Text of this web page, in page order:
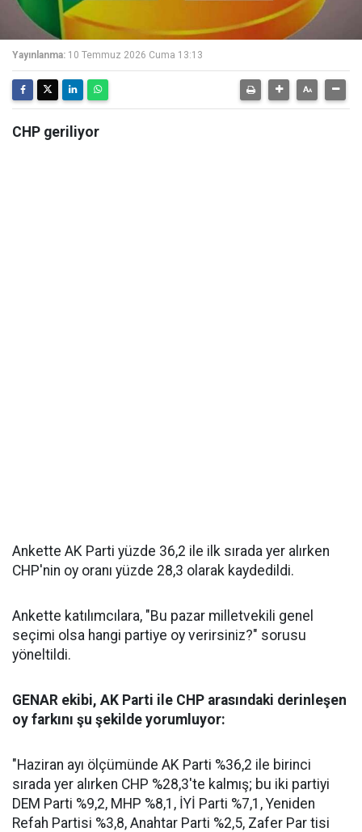
Yayınlanma: 10 Temmuz 2026 Cuma 13:13
CHP geriliyor
Ankette AK Parti yüzde 36,2 ile ilk sırada yer alırken
CHP'nin oy oranı yüzde 28,3 olarak kaydedildi.
Ankette katılımcılara, "Bu pazar milletvekili genel
seçimi olsa hangi partiye oy verirsiniz?" sorusu
yöneltildi.
GENAR ekibi, AK Parti ile CHP arasındaki derinleşen
oy farkını şu şekilde yorumluyor:
"Haziran ayı ölçümünde AK Parti %36,2 ile birinci
sırada yer alırken CHP %28,3'te kalmış; bu iki partiyi
DEM Parti %9,2, MHP %8,1, İYİ Parti %7,1, Yeniden
Refah Partisi %3,8, Anahtar Parti %2,5, Zafer Par tisi